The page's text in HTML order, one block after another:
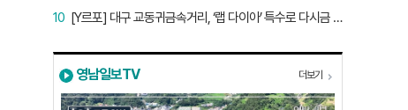
[Y르포] 대구 교동귀금속거리, ‘랩 다이아’ 특수로 다시금 활기…“반짝 인기 의존 않는 지속 가능 성장 동력 마련해야”
10
영남일보TV 더보기